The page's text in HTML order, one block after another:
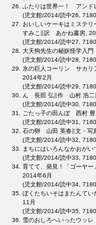
ふたりは世界一！ アン
(児文館/2014/読中26,
おいしいケーキはミステ
すみこ∥訳 あかね書房,
(児文館/2014/読中27,
大天狗先生の秘妖怪学入
(児文館/2014/読中28,
氷の巨人コーリン サカリ
2014年2月
(児文館/2014/読中29,
ん 長田 弘∥作 山村 浩二
(児文館/2014/読中30.
ごたっ子の田んぼ 西村
(児文館/2014/読中31,
石の卵 山田 英春∥文・写
(児文館/2014/読中32,
まちにはいろんなかおが
(児文館/2014/読中33,
育てて、発見！「ゴーヤ
2014年6月
(児文館/2014/読中34,
ぼくたちいそはまたんて
11月
(児文館/2014/読中35,
雪のおしろへいったウッ